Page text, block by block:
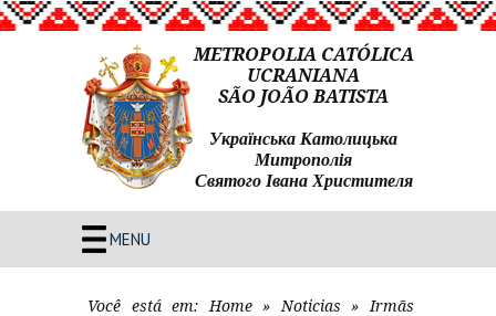
METROPOLIA CATÓLICA
UCRANIANA
SÃO JOÃO BATISTA
Українська Католицька
Митрополія
Святого Івана Христителя
MENU
Você está em: Home» Noticias » Irmãs